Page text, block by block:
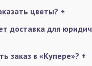
цветы? +
доставка для
заказ в «Купере»? +